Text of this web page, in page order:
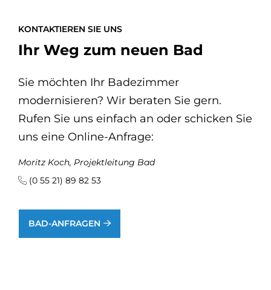
KONTAKTIEREN SIE UNS
Ihr Weg zum neuen Bad
Sie möchten Ihr Badezimmer
modernisieren? Wir beraten Sie gern.
Rufen Sie uns einfach an oder schicken Sie
uns eine Online-Anfrage:
Moritz Koch, Projektleitung Bad
(0 55 21) 89 82 53
BAD-ANFRAGEN